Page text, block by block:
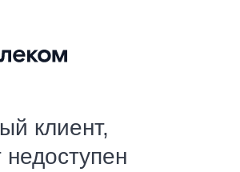
клиент,